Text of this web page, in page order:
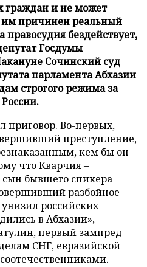
граждан и не может
им причинен реальный
правосудия бездействует,
Госдумы
Сочинский суд
парламента Абхазии
строгого режима за
приговор. Во-первых,
преступление,
кем бы он
что Кварчия –
бывшего спикера
разбойное
российских
в Абхазии», –
первый зампред
СНГ, евразийской